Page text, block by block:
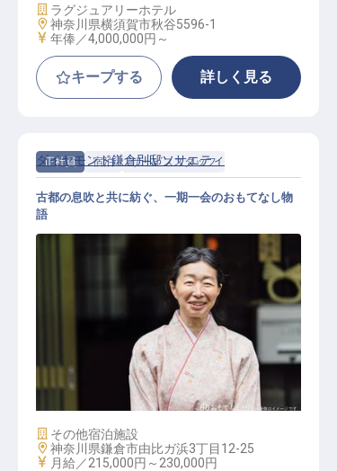
施設業態
ラグジュアリーホテル
勤務地
神奈川県横須賀市秋谷5596-1
給与
年俸／4,000,000円～
キープする 詳しく見る
正社員 宿泊 サービススタッフ
おもてなし係
ダイヤモンド鎌倉別邸ソサエティ
古都の息吹と共に紡ぐ、一期一会のおもてなし物
語
施設業態
その他宿泊施設
勤務地
神奈川県鎌倉市由比ガ浜3丁目12-25
給与
月給／215,000円～ 230,000円